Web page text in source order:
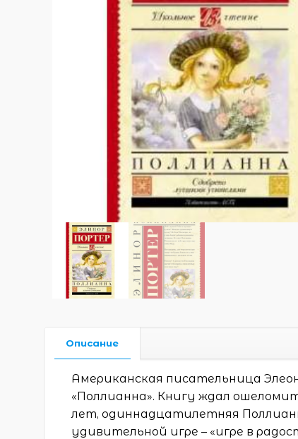
Описание
Американская писательница
«Поллианна». Книгу ждал
лет, одиннадцатилетняя
удивительной игре – «игре в